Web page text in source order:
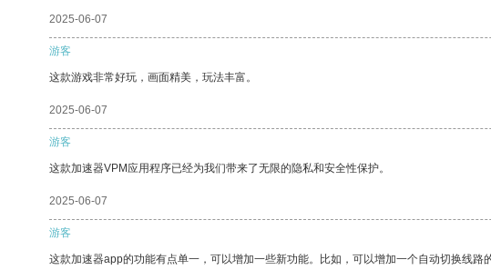
2025-06-07
游客
这款游戏非常好玩，画面精美，玩法丰富。
2025-06-07
游客
这款加速器VPM应用程序已经为我们带来了无限的隐私和安全性保护。
2025-06-07
游客
这款加速器app的功能有点单一，可以增加一些新功能。比如，可以增加一个自动切换线